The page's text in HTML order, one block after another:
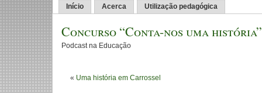
Início Acerca Utilização pedagógica
Concurso “Conta-nos uma história”
Podcast na Educação
« Uma história em Carrossel